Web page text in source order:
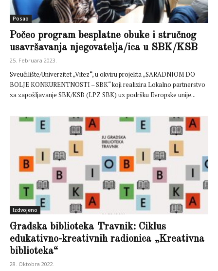
Posao
Počeo program besplatne obuke i stručnog
usavršavanja njegovatelja/ica u SBK/KSB
25. Februara 2023.
Sveučilište/Univerzitet „Vitez“, u okviru projekta „SARADNJOM DO
BOLJE KONKURENTNOSTI – SBK“ koji realizira Lokalno partnerstvo
za zapošljavanje SBK/KSB (LPZ SBK) uz podršku Evropske unije...
Izdvojeno
Gradska biblioteka Travnik: Ciklus
edukativno-kreativnih radionica „Kreativna
biblioteka“
28. Oktobra 2022.